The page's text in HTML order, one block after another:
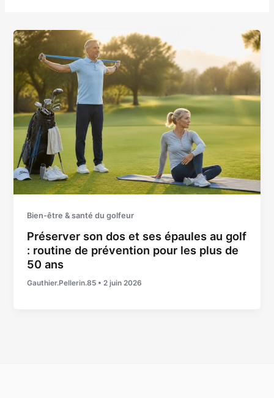
Bien-être & santé du golfeur
Préserver son dos et ses épaules au golf
: routine de prévention pour les plus de
50 ans
Gauthier.Pellerin.85 •2 juin 2026